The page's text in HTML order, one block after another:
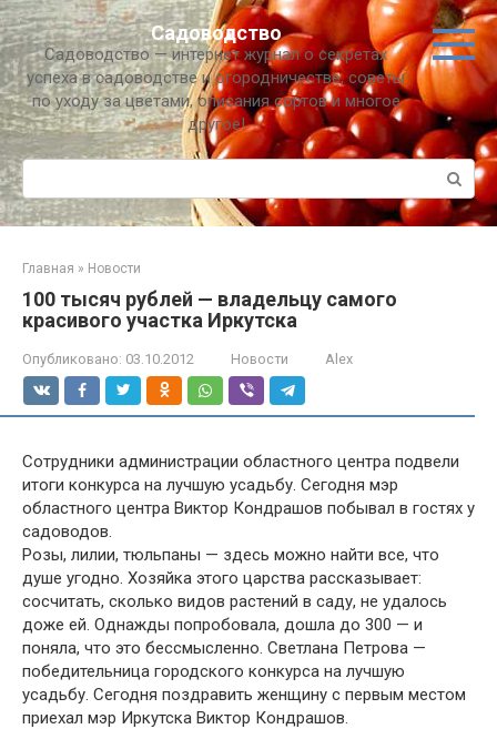
Перейти
к
контенту
Садоводство
Садоводство — интернет журнал о секретах
успеха в садоводстве и огородничестве, советы
по уходу за цветами, описания сортов и многое
другое!
Поиск:
Главная » Новости
100 тысяч рублей — владельцу самого
красивого участка Иркутска
Опубликовано: 03.10.2012 Новости Alex
Сотрудники администрации областного центра подвели
итоги конкурса на лучшую усадьбу. Сегодня мэр
областного центра Виктор Кондрашов побывал в гостях у
садоводов.
Розы, лилии, тюльпаны — здесь можно найти все, что
душе угодно. Хозяйка этого царства рассказывает:
сосчитать, сколько видов растений в саду, не удалось
доже ей. Однажды попробовала, дошла до 300 — и
поняла, что это бессмысленно. Светлана Петрова —
победительница городского конкурса на лучшую
усадьбу. Сегодня поздравить женщину с первым местом
приехал мэр Иркутска Виктор Кондрашов.